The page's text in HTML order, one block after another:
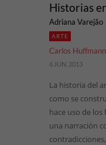
Historias
Adriana Varejão
ARTE
Carlos Huffmann
6 JUN, 2013
La historia del
como se
hace uso de
una narración